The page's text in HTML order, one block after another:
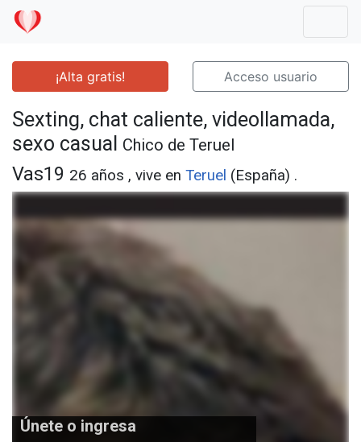
¡Alta gratis! Acceso usuario
Sexting, chat caliente, videollamada,
sexo casual Chico de Teruel
Vas19 26 años , vive en Teruel (España) .
Únete o ingresa